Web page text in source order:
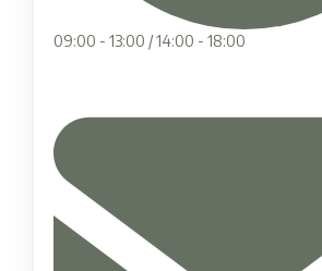
09:00 - 13:00 / 14:00 - 18:00